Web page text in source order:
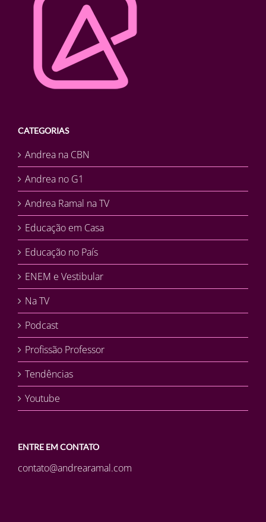
CATEGORIAS
Andrea na CBN
Andrea no G1
Andrea Ramal na TV
Educação em Casa
Educação no País
ENEM e Vestibular
Na TV
Podcast
Profissão Professor
Tendências
Youtube
ENTRE EM CONTATO
contato@andrearamal.com